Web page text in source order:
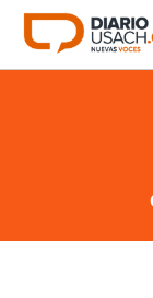
Click acá para